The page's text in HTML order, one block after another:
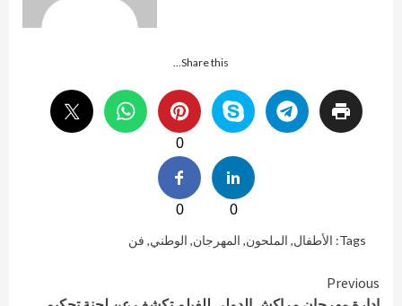
Share this...
0
0
0
Tags: الأطفال, الملحون, المهرجان, الوطني, فن
Continue
Previous